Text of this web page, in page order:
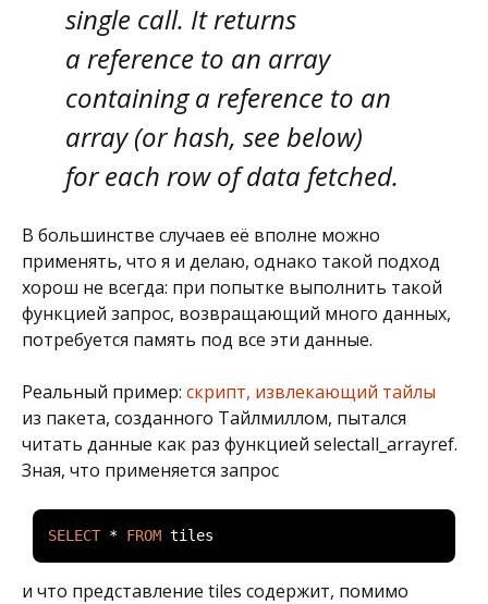
single call. It returns
a reference to an array
containing a reference to an
array (or hash, see below)
for each row of data fetched.
В большинстве случаев её вполне можно
применять, что я и делаю, однако такой подход
хорош не всегда: при попытке выполнить такой
функцией запрос, возвращающий много данных,
потребуется память под все эти данные.
Реальный пример: скрипт, извлекающий тайлы
из пакета, созданного Тайлмиллом, пытался
читать данные как раз функцией selectall_arrayref.
Зная, что применяется запрос
SELECT * FROM tiles
и что представление tiles содержит, помимо